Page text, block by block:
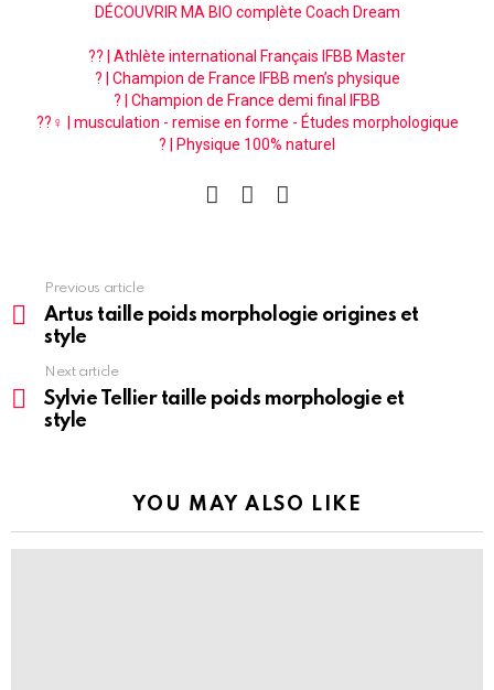
DÉCOUVRIR MA BIO complète Coach Dream
?? | Athlète international Français IFBB Master
? | Champion de France IFBB men’s physique
? | Champion de France demi final IFBB
??‍♀️ | musculation - remise en forme - Études morphologique
? | Physique 100% naturel
more
Previous article
Artus taille poids morphologie origines et
style
Next article
Sylvie Tellier taille poids morphologie et
style
YOU MAY ALSO LIKE